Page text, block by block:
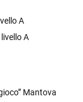
A
A
Mantova